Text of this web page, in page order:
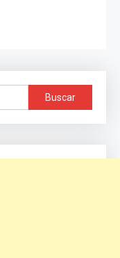
Buscar: